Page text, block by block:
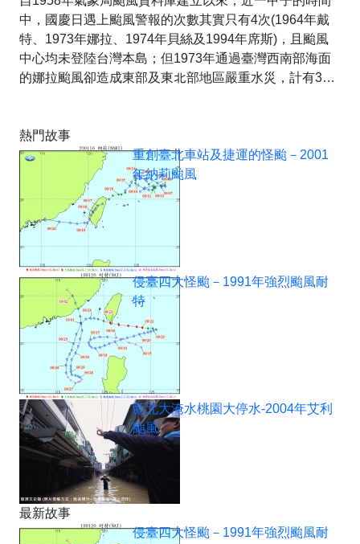
中，國慶日遇上颱風警報的次數其實只有4次(1964年戴
特、1973年娜拉、1974年貝絲及1994年席斯)，且颱風
中心均未登陸台灣本島；但1973年通過臺灣西南部海面
的娜拉颱風卻造成東部及東北部地區嚴重水災，計有30
其中受災最嚴重地區，正是2009年莫拉克颱風時台東的
重災區－卑南鄉的知本溫泉。照片1及照片2為知本溫泉
商店街受創的情形，特別的是，照片1中的寶島特產行，
後來被逐年淤高的知本溪掩埋在河床下，直到莫拉克颱風
時又重現天日。照片3為當時受損的知本吊橋，在照片中
被大水圍困的土地公廟(福靈宮)，不但有不少傳奇故事(有
興趣可以google知本福靈宮)，也完整見證了知本溪的河
床變遷史(照片4)。
熱門故事
重創臺北車站及捷運的怪颱－2001
年納莉颱風
侵臺四大怪颱－1991年強烈颱風耐
特
新北大淹水桃園大停水-2004年艾利
颱風
最新故事
侵臺四大怪颱－1991年強烈颱風耐